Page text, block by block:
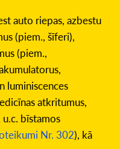
auto riepas, azbestu
(piem., šīferi),
(piem.,
luminiscences
atkritumus,
bīstamos
Nr. 302), kā